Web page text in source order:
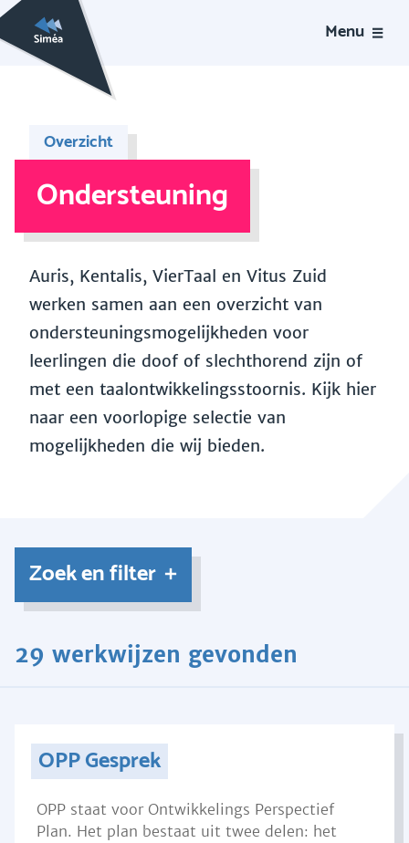
Menu
Overzicht
Ondersteuning
Auris, Kentalis, VierTaal en Vitus Zuid
werken samen aan een overzicht van
ondersteuningsmogelijkheden voor
leerlingen die doof of slechthorend zijn of
met een taalontwikkelingsstoornis. Kijk hier
naar een voorlopige selectie van
mogelijkheden die wij bieden.
Zoek en filter
29 werkwijzen gevonden
OPP Gesprek
OPP staat voor Ontwikkelings Perspectief
Plan. Het plan bestaat uit twee delen: het